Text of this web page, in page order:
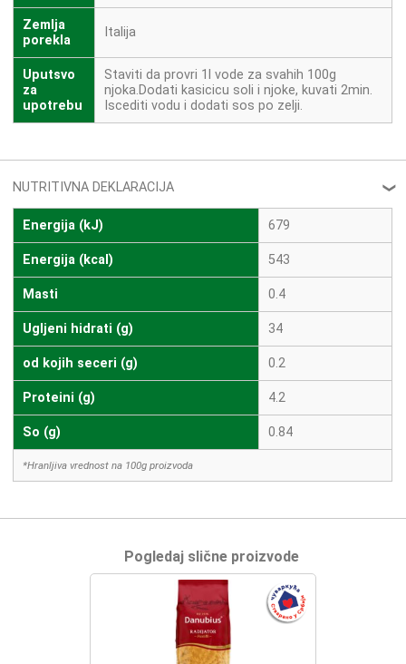
Zemlja
porekla
Italija
Uputsvo
za
upotrebu
Staviti da provri 1l vode za svahih 100g
njoka.Dodati kasicicu soli i njoke, kuvati 2min.
Iscediti vodu i dodati sos po zelji.
NUTRITIVNA DEKLARACIJA ❮
Energija (kJ) 679
Energija (kcal) 543
Masti 0.4
Ugljeni hidrati (g) 34
od kojih seceri (g) 0.2
Proteini (g) 4.2
So (g) 0.84
*Hranljiva vrednost na 100g proizvoda
Pogledaj slične proizvode